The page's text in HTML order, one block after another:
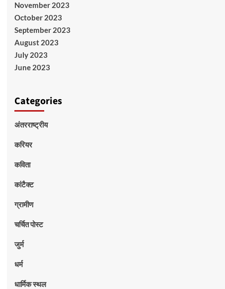
November 2023
October 2023
September 2023
August 2023
July 2023
June 2023
Categories
अंतरराष्ट्रीय
करियर
कविता
कांटैक्ट
ग्रामीण
चर्चित पोस्ट
जुर्म
धर्म
धार्मिक स्थल